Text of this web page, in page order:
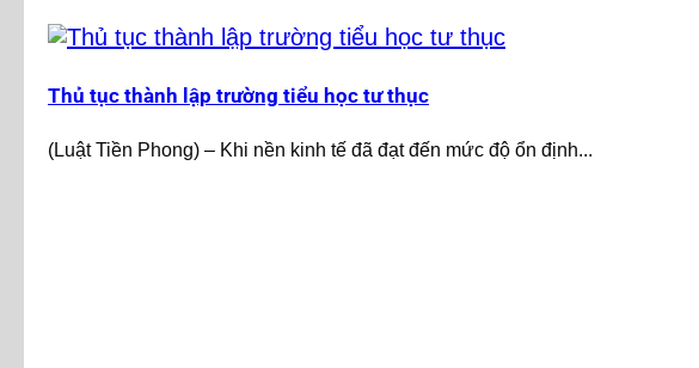
Thủ tục thành lập trường tiểu học tư thục
(Luật Tiền Phong) – Khi nền kinh tế đã đạt đến mức độ ổn định...